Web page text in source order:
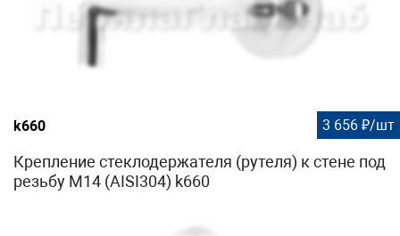
k660 3 656 ₽/шт
Крепление стеклодержателя (рутеля) к стене под
резьбу М14 (AISI304) k660